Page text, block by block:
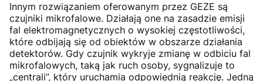
Innym rozwiązaniem oferowanym przez GEZE są
czujniki mikrofalowe. Działają one na zasadzie emisji
fal elektromagnetycznych o wysokiej częstotliwości,
które odbijają się od obiektów w obszarze działania
detektorów. Gdy czujnik wykryje zmianę w odbiciu fal
mikrofalowych, taką jak ruch osoby, sygnalizuje to
„centrali”, który uruchamia odpowiednią reakcję. Jedną